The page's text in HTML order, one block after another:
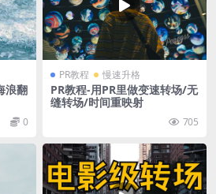
浪翻
0
PR教程 慢速升格
PR教程-用PR里做变速转场/无
缝转场/时间重映射
705